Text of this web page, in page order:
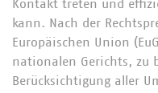
Kontakt treten und
kann. Nach der
Europäischen Union
nationalen Gerichts, zu
Berücksichtigung aller